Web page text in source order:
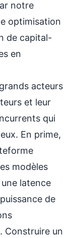
notre
optimisation
de capital-
en
acteurs
et leur
qui
En prime,
modèles
latence
de
Construire un